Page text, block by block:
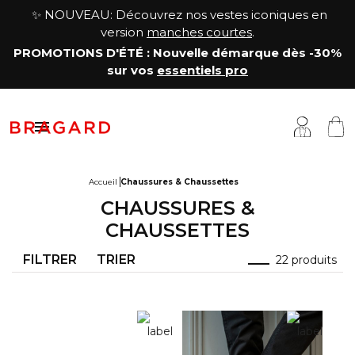
✨ NOUVEAU: Découvrez nos vestes iconiques en
version manches courtes.
PROMOTIONS D'ÉTÉ : Nouvelle démarque dès -30%
sur vos essentiels pro

& Chasubles
& Chaussettes
cuisine
fromager
service & hôtellerie
faire
& Collaborations
Accueil Chaussures & Chaussettes
CHAUSSURES &
CHAUSSETTES
FILTRER TRIER 22 produits